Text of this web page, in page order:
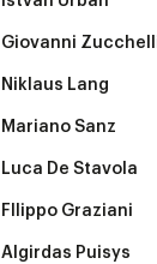
Giovanni
Niklaus Lang
Mariano Sanz
Luca De Stavola
FIlippo Graziani
Algirdas Puisys